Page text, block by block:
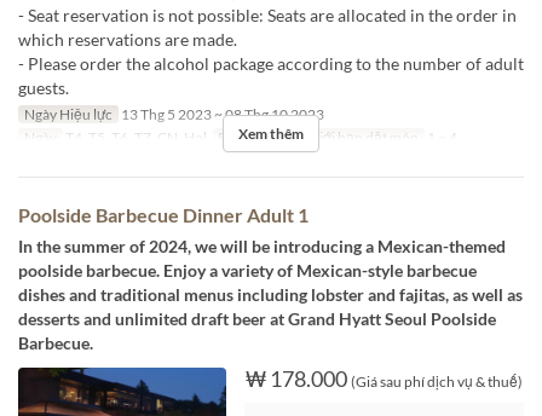
- Seat reservation is not possible: Seats are allocated in the order in
which reservations are made.
- Please order the alcohol package according to the number of adult
guests.
Ngày Hiệu lực 13 Thg 5 2023 ~ 08 Thg 10 2023
Ngày
T4, T5, T6, T7, CN, Hol Bữa Bữa tối Giới hạn dặt món 1 ~ 4
Xem thêm
Poolside Barbecue Dinner Adult 1
In the summer of 2024, we will be introducing a Mexican-themed
poolside barbecue. Enjoy a variety of Mexican-style barbecue
dishes and traditional menus including lobster and fajitas, as well as
desserts and unlimited draft beer at Grand Hyatt Seoul Poolside
Barbecue.
₩ 178.000 (Giá sau phí dịch vụ & thuế)